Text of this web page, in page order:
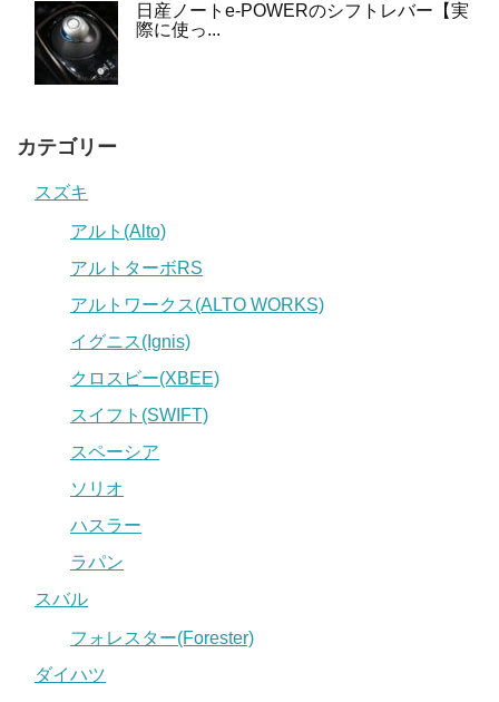
日産ノートe-POWERのシフトレバー【実
際に使っ...
カテゴリー
スズキ
アルト(Alto)
アルトターボRS
アルトワークス(ALTO WORKS)
イグニス(Ignis)
クロスビー(XBEE)
スイフト(SWIFT)
スペーシア
ソリオ
ハスラー
ラパン
スバル
フォレスター(Forester)
ダイハツ